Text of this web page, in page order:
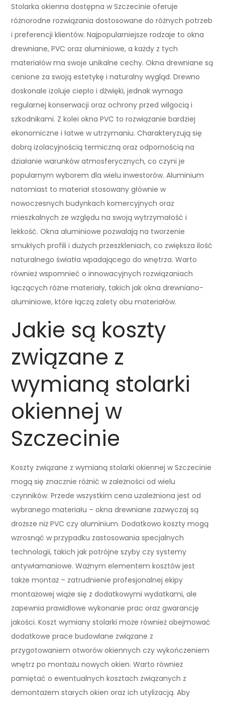
Stolarka okienna dostępna w Szczecinie oferuje
różnorodne rozwiązania dostosowane do różnych potrzeb
i preferencji klientów. Najpopularniejsze rodzaje to okna
drewniane, PVC oraz aluminiowe, a każdy z tych
materiałów ma swoje unikalne cechy. Okna drewniane są
cenione za swoją estetykę i naturalny wygląd. Drewno
doskonale izoluje ciepło i dźwięki, jednak wymaga
regularnej konserwacji oraz ochrony przed wilgocią i
szkodnikami. Z kolei okna PVC to rozwiązanie bardziej
ekonomiczne i łatwe w utrzymaniu. Charakteryzują się
dobrą izolacyjnością termiczną oraz odpornością na
działanie warunków atmosferycznych, co czyni je
popularnym wyborem dla wielu inwestorów. Aluminium
natomiast to materiał stosowany głównie w
nowoczesnych budynkach komercyjnych oraz
mieszkalnych ze względu na swoją wytrzymałość i
lekkość. Okna aluminiowe pozwalają na tworzenie
smukłych profili i dużych przeszkleniach, co zwiększa ilość
naturalnego światła wpadającego do wnętrza. Warto
również wspomnieć o innowacyjnych rozwiązaniach
łączących różne materiały, takich jak okna drewniano-
aluminiowe, które łączą zalety obu materiałów.
Jakie są koszty
związane z
wymianą stolarki
okiennej w
Szczecinie
Koszty związane z wymianą stolarki okiennej w Szczecinie
mogą się znacznie różnić w zależności od wielu
czynników. Przede wszystkim cena uzależniona jest od
wybranego materiału – okna drewniane zazwyczaj są
droższe niż PVC czy aluminium. Dodatkowo koszty mogą
wzrosnąć w przypadku zastosowania specjalnych
technologii, takich jak potrójne szyby czy systemy
antywłamaniowe. Ważnym elementem kosztów jest
także montaż – zatrudnienie profesjonalnej ekipy
montażowej wiąże się z dodatkowymi wydatkami, ale
zapewnia prawidłowe wykonanie prac oraz gwarancję
jakości. Koszt wymiany stolarki może również obejmować
dodatkowe prace budowlane związane z
przygotowaniem otworów okiennych czy wykończeniem
wnętrz po montażu nowych okien. Warto również
pamiętać o ewentualnych kosztach związanych z
demontażem starych okien oraz ich utylizacją. Aby